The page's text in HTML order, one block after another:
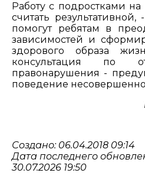
Работу с подростками
считать
помогут ребятам в
зависимостей и
здорового образа
консультация по
правонарушения -
поведение
Создано: 06.04.2018 09:14
Дата последнего
30.07.2026 19:50